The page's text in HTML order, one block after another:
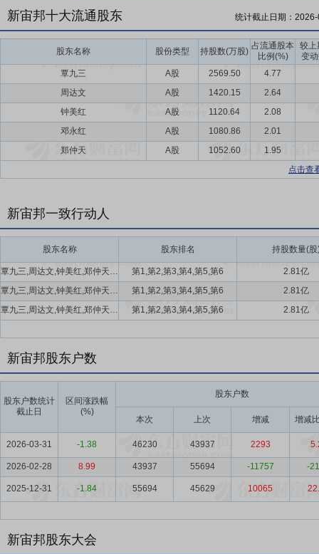
新宙邦十大流通股东 统计截止日期：
股东名称 股份类型 持股数(万股)
占流通股本
比例(%)
较上
变
覃九三
A股 2569.50
4.77
周达文
A股 1420.15
2.64
钟美红
A股 1120.64
2.08
邓永红
A股 1080.86
2.01
郑仲天
A股 1052.60
1.95
点击查
新宙邦一致行动人
股东名称 股东排名 持股数量(股
覃九三,周达文,钟美红,郑仲天,张桂文,邓永红 第1,第2,第3,第4,第5,第6
2.81亿
覃九三,周达文,钟美红,郑仲天,张桂文,邓永红
第1,第2,第3,第4,第5,第6
2.81亿
覃九三,周达文,钟美红,郑仲天,张桂文,邓永红
第1,第2,第3,第4,第5,第6 2.81亿
新宙邦股东户数
股东户数统计
截止日
区间涨跌幅
(%)
股东户数
本次 上次 增减 增减
2026-03-31 -1.38 46230 43937 2293
2026-02-28 8.99 43937 55694 -11757 -
2025-12-31 -1.84 55694 45629 10065
新宙邦股东大会